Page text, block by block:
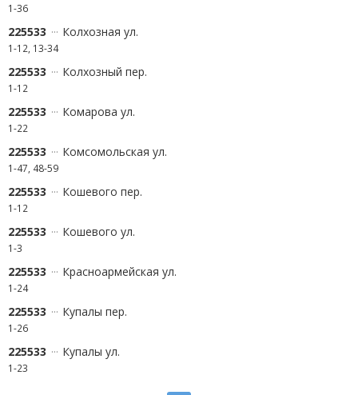
1-36
225533 Колхозная ул.
1-12, 13-34
225533 Колхозный пер.
1-12
225533 Комарова ул.
1-22
225533 Комсомольская ул.
1-47, 48-59
225533 Кошевого пер.
1-12
225533 Кошевого ул.
1-3
225533 Красноармейская ул.
1-24
225533 Купалы пер.
1-26
225533 Купалы ул.
1-23